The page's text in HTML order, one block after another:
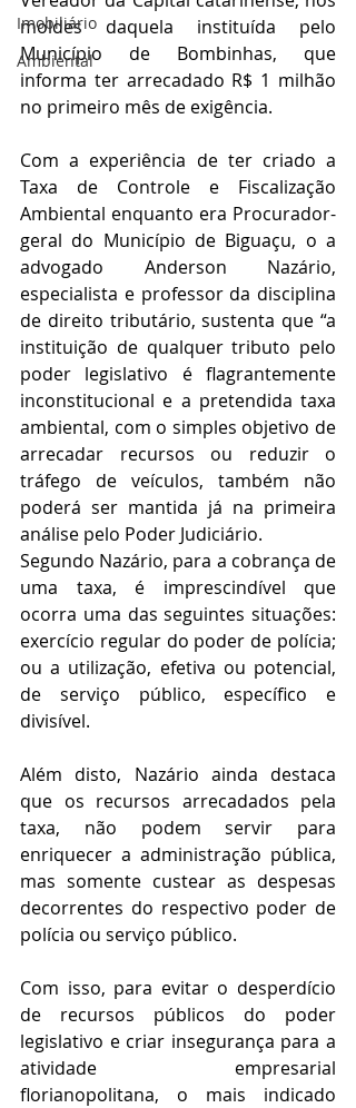
Imobiliário
Ambiental
moldes daquela instituída pelo
Município de Bombinhas, que
informa ter arrecadado R$ 1 milhão
no primeiro mês de exigência.
Com a experiência de ter criado a
Taxa de Controle e Fiscalização
Ambiental enquanto era Procurador-
geral do Município de Biguaçu, o a
advogado Anderson Nazário,
especialista e professor da disciplina
de direito tributário, sustenta que “a
instituição de qualquer tributo pelo
poder legislativo é flagrantemente
inconstitucional e a pretendida taxa
ambiental, com o simples objetivo de
arrecadar recursos ou reduzir o
tráfego de veículos, também não
poderá ser mantida já na primeira
análise pelo Poder Judiciário.
Segundo Nazário, para a cobrança de
uma taxa, é imprescindível que
ocorra uma das seguintes situações:
exercício regular do poder de polícia;
ou a utilização, efetiva ou potencial,
de serviço público, específico e
divisível.
Além disto, Nazário ainda destaca
que os recursos arrecadados pela
taxa, não podem servir para
enriquecer a administração pública,
mas somente custear as despesas
decorrentes do respectivo poder de
polícia ou serviço público.
Com isso, para evitar o desperdício
de recursos públicos do poder
legislativo e criar insegurança para a
atividade empresarial
florianopolitana, o mais indicado